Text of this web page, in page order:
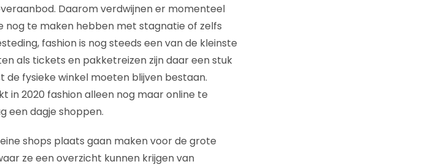
Daarom verdwijnen er momenteel
nog te maken hebben met stagnatie of zelfs
fashion is nog steeds een van de kleinste
als tickets en pakketreizen zijn daar een stuk
fysieke winkel moeten blijven bestaan.
in 2020 fashion alleen nog maar online te
een dagje shoppen.
shops plaats gaan maken voor de grote
ze een overzicht kunnen krijgen van